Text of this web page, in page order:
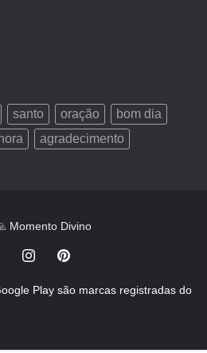
santo oração
bom dia
agradecimento
Momento Divino
Play são marcas registradas do